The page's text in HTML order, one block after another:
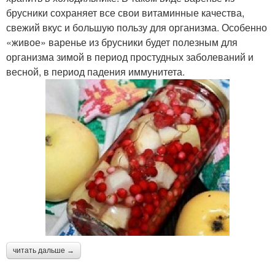
брусники сохраняет все свои витаминные качества,
свежий вкус и большую пользу для организма. Особенно
«живое» варенье из брусники будет полезным для
организма зимой в период простудных заболеваний и
весной, в период падения иммунитета.
читать дальше →